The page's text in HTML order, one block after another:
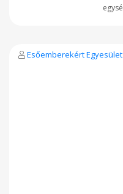
Esőemberekért Egyesület